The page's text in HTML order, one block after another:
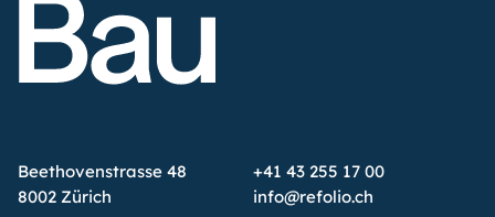
Beethovenstrasse 48
8002 Zürich
+41 43 255 17 00
info@refolio.ch